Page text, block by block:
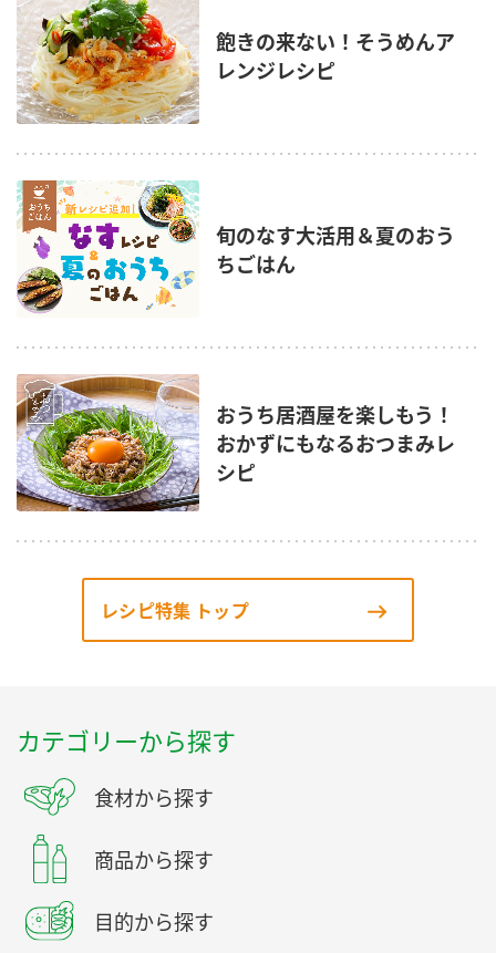
ミツカンのCM
ロングセラー商品 ＋ おすすめレシピ
人気商品 ＋ おすすめレシピ
キッザニア東京「ぽん酢工房」
業務用サイト ミツカングループについて 製造所固有記号一覧
飽きの来ない！そうめんア
レンジレシピ
旬のなす大活用＆夏のおう
ちごはん
おうち居酒屋を楽しもう！
おかずにもなるおつまみレ
シピ
レシピ特集 トップ
カテゴリーから探す
食材から探す
商品から探す
目的から探す